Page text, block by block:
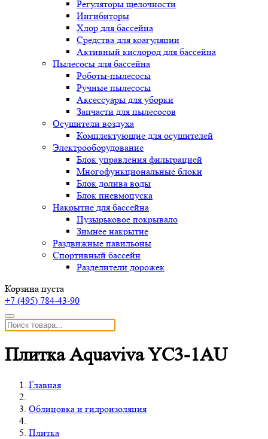
Регуляторы щелочности
Ингибиторы
Хлор для бассейна
Средства для коагуляции
Активный кислород для бассейна
Пылесосы для бассейна
Роботы-пылесосы
Ручные пылесосы
Аксессуары для уборки
Запчасти для пылесосов
Осушители воздуха
Комплектующие для осушителей
Электрооборудование
Блок управления фильтрацией
Многофункциональные блоки
Блок долива воды
Блок пневмопуска
Накрытие для бассейна
Пузырьковое покрывало
Зимнее накрытие
Раздвижные павильоны
Спортивный бассейн
Разделители дорожек
Корзина пуста
+7 (495) 784-43-90
Плитка Aquaviva YC3-1AU
Главная
Облицовка и гидроизоляция
Плитка